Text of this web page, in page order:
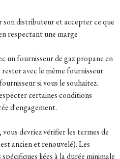
son distributeur et accepter ce que
respectant une marge
un fournisseur de gaz propane en
avec le même fournisseur.
si vous le souhaitez.
certaines conditions
d'engagement.
devriez vérifier les termes de
ancien et renouvelé). Les
liées à la durée minimale